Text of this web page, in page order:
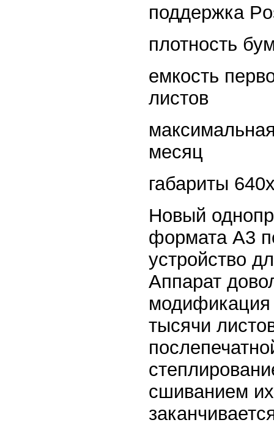
поддержка
плотность
емкость
листов
месяц
габариты
Новый
формата А3
устройство
Аппарат
тысячи
сшиванием